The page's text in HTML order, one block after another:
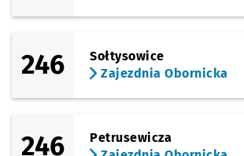
246
Sołtysowice
Zajezdnia Obornicka
246
Petrusewicza